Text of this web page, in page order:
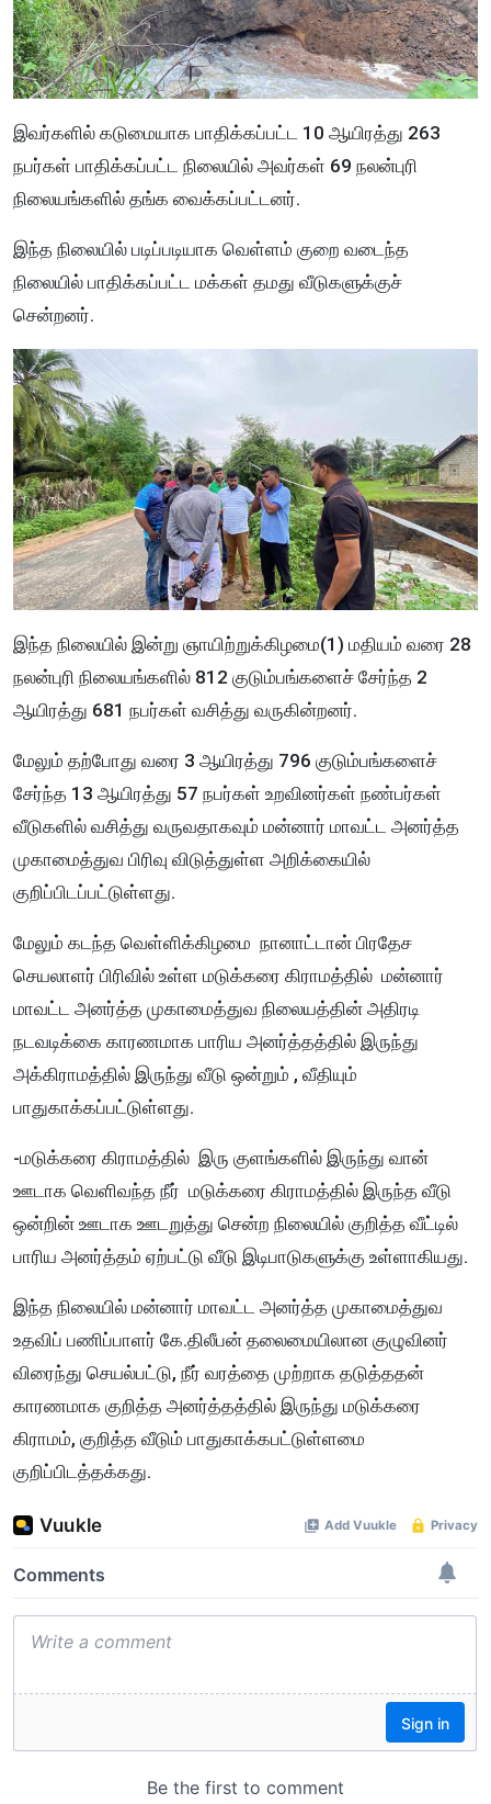
இவர்களில் கடுமையாக பாதிக்கப்பட்ட 10 ஆயிரத்து 263
நபர்கள் பாதிக்கப்பட்ட நிலையில் அவர்கள் 69 நலன்புரி
நிலையங்களில் தங்க வைக்கப்பட்டனர்.
இந்த நிலையில் படிப்படியாக வெள்ளம் குறை வடைந்த
நிலையில் பாதிக்கப்பட்ட மக்கள் தமது வீடுகளுக்குச்
சென்றனர்.
இந்த நிலையில் இன்று ஞாயிற்றுக்கிழமை(1) மதியம் வரை 28
நலன்புரி நிலையங்களில் 812 குடும்பங்களைச் சேர்ந்த 2
ஆயிரத்து 681 நபர்கள் வசித்து வருகின்றனர்.
மேலும் தற்போது வரை 3 ஆயிரத்து 796 குடும்பங்களைச்
சேர்ந்த 13 ஆயிரத்து 57 நபர்கள் உறவினர்கள் நண்பர்கள்
வீடுகளில் வசித்து வருவதாகவும் மன்னார் மாவட்ட அனர்த்த
முகாமைத்துவ பிரிவு விடுத்துள்ள அறிக்கையில்
குறிப்பிடப்பட்டுள்ளது.
மேலும் கடந்த வெள்ளிக்கிழமை நானாட்டான் பிரதேச
செயலாளர் பிரிவில் உள்ள மடுக்கரை கிராமத்தில் மன்னார்
மாவட்ட அனர்த்த முகாமைத்துவ நிலையத்தின் அதிரடி
நடவடிக்கை காரணமாக பாரிய அனர்த்தத்தில் இருந்து
அக்கிராமத்தில் இருந்து வீடு ஒன்றும் , வீதியும்
பாதுகாக்கப்பட்டுள்ளது.
-மடுக்கரை கிராமத்தில் இரு குளங்களில் இருந்து வான்
ஊடாக வெளிவந்த நீர் மடுக்கரை கிராமத்தில் இருந்த வீடு
ஒன்றின் ஊடாக ஊடறுத்து சென்ற நிலையில் குறித்த வீட்டில்
பாரிய அனர்த்தம் ஏற்பட்டு வீடு இடிபாடுகளுக்கு உள்ளாகியது.
இந்த நிலையில் மன்னார் மாவட்ட அனர்த்த முகாமைத்துவ
உதவிப் பணிப்பாளர் கே.திலீபன் தலைமையிலான குழுவினர்
விரைந்து செயல்பட்டு, நீர் வரத்தை முற்றாக தடுத்ததன்
காரணமாக குறித்த அனர்த்தத்தில் இருந்து மடுக்கரை
கிராமம், குறித்த வீடும் பாதுகாக்கபட்டுள்ளமை
குறிப்பிடத்தக்கது.